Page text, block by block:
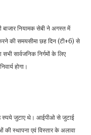
बाजार नियामक सेबी ने अगस्त में
की समयसीमा छह दिन (टी+6) से
सार्वजनिक निर्गमों के लिए
होगा।
रुपये जुटाए थे। आईपीओ से जुटाई
की स्थापना एवं विस्तार के अलावा